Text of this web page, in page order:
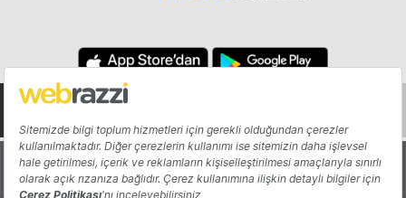
Hakkında Yazarlar